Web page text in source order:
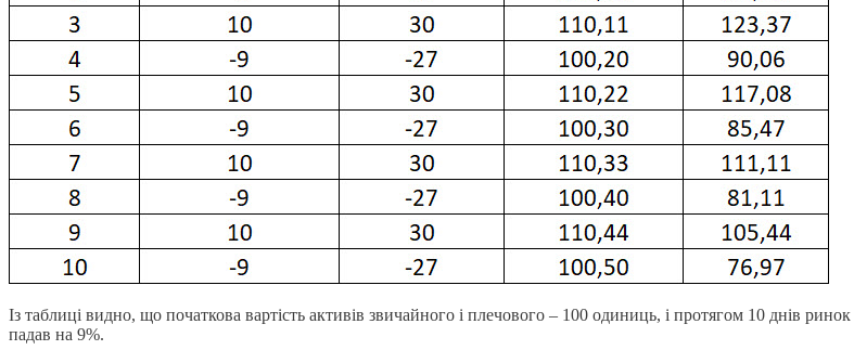
Із таблиці видно, що початкова вартість активів звичайного і плечового – 100 одиниць, і протягом 10 днів
падав на 9%.